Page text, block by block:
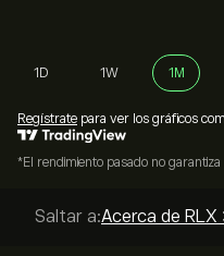
1D 1W 1M
Regístrate para ver los gráficos
*El rendimiento pasado no
Saltar a:Acerca de RLX